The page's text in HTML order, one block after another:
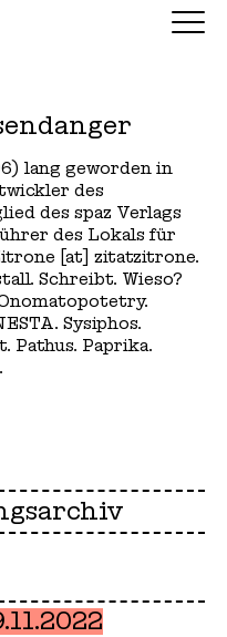
lang geworden in
des
des spaz Verlags
des Lokals für
[at] zitatzitrone.
Schreibt. Wieso?
Sysiphos.
Pathus. Paprika.